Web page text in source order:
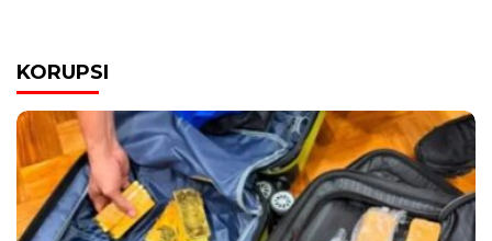
KORUPSI